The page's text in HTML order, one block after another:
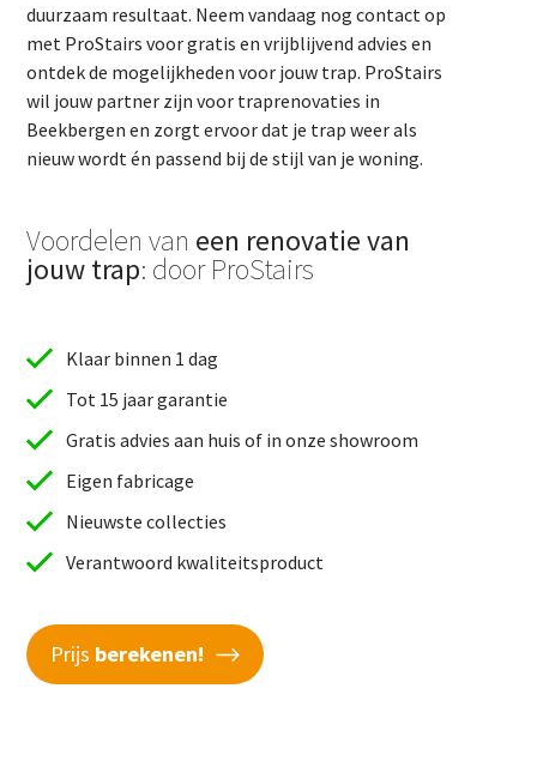
duurzaam resultaat. Neem vandaag nog contact op
met ProStairs voor gratis en vrijblijvend advies en
ontdek de mogelijkheden voor jouw trap. ProStairs
wil jouw partner zijn voor traprenovaties in
Beekbergen en zorgt ervoor dat je trap weer als
nieuw wordt én passend bij de stijl van je woning.
Voordelen van een renovatie van
jouw trap: door ProStairs
Klaar binnen 1 dag
Tot 15 jaar garantie
Gratis advies aan huis of in onze showroom
Eigen fabricage
Nieuwste collecties
Verantwoord kwaliteitsproduct
Prijs berekenen!